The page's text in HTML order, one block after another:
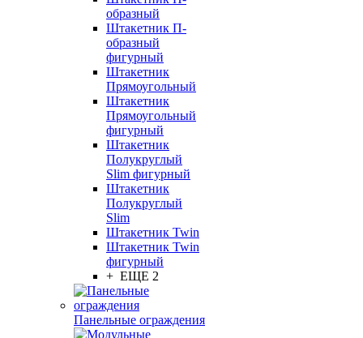
образный
Штакетник П-
образный
фигурный
Штакетник
Прямоугольный
Штакетник
Прямоугольный
фигурный
Штакетник
Полукруглый
Slim фигурный
Штакетник
Полукруглый
Slim
Штакетник Twin
Штакетник Twin
фигурный
+ ЕЩЕ 2
Панельные ограждения